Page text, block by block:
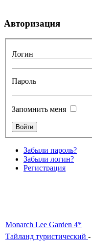
Авторизация
Логин
Пароль
Запомнить меня
Забыли пароль?
Забыли логин?
Регистрация
Monarch Lee Garden 4*
Тайланд туристический -